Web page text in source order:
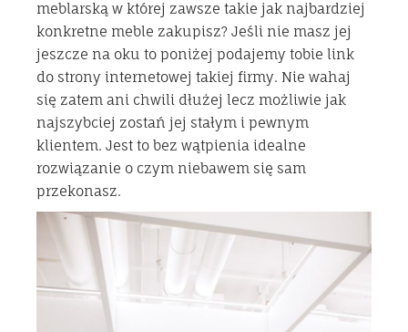
meblarską w której zawsze takie jak najbardziej
konkretne meble zakupisz? Jeśli nie masz jej
jeszcze na oku to poniżej podajemy tobie link
do strony internetowej takiej firmy. Nie wahaj
się zatem ani chwili dłużej lecz możliwie jak
najszybciej zostań jej stałym i pewnym
klientem. Jest to bez wątpienia idealne
rozwiązanie o czym niebawem się sam
przekonasz.